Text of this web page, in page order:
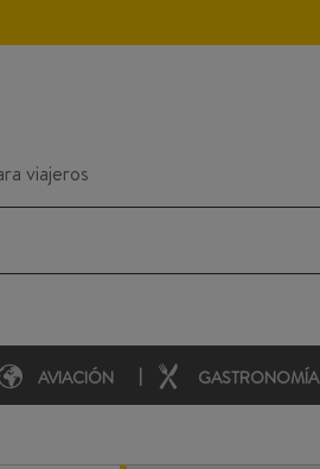
AVIACIÓN GASTRONOMÍA